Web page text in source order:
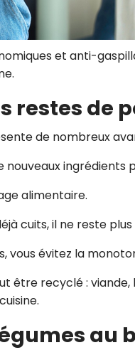
et anti-
restes de
de nombreux
nouveaux ingrédients
alimentaire.
cuits, il ne reste plus
vous évitez la
être recyclé : viande,
au